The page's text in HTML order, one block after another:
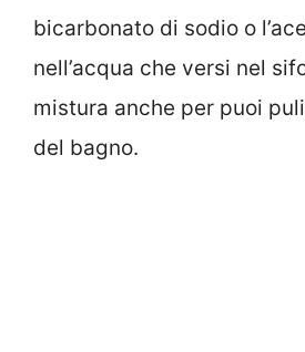
bicarbonato di sodio o
nell’acqua che versi nel
mistura anche per puoi
del bagno.